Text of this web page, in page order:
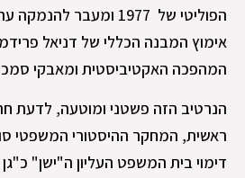
הפוליטי של 1977 ומעבר
אימוץ המבנה הכללי של דניאל
המהפכה האקטיביסטית ומאבקי
הנרטיב הזה פשטני ומוטעה, לדעת
ראשית, המחקר ההיסטורי המשפטי
דימוי בית המשפט העליון ה"ישן"